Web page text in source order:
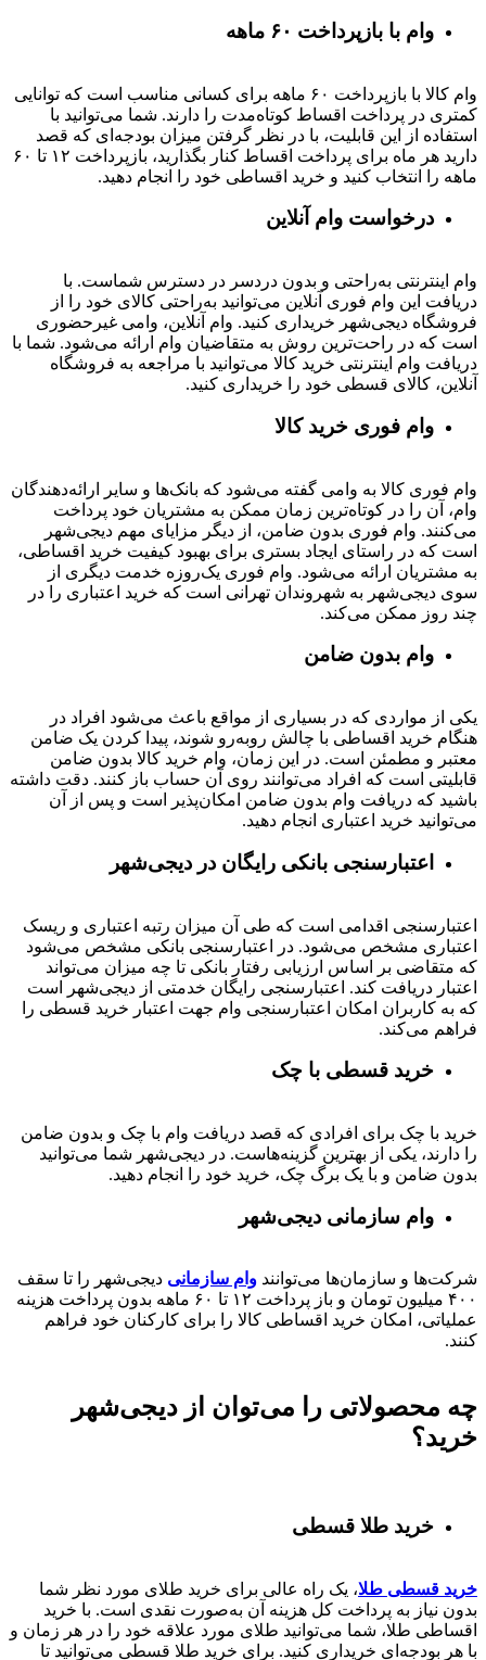
وام با بازپرداخت ۶۰ ماهه
وام کالا با بازپرداخت ۶۰ ماهه برای کسانی مناسب است که توانایی
کمتری در پرداخت اقساط کوتاه‌مدت را دارند. شما می‌توانید با
استفاده از این قابلیت، با در نظر گرفتن میزان بودجه‌ای که قصد
دارید هر ماه برای پرداخت اقساط کنار بگذارید، بازپرداخت ۱۲ تا ۶۰
ماهه را انتخاب کنید و خرید اقساطی خود را انجام دهید.
درخواست وام آنلاین
وام اینترنتی به‌راحتی و بدون دردسر در دسترس شماست. با
دریافت این وام فوری آنلاین می‌توانید به‌راحتی کالای خود را از
فروشگاه دیجی‌شهر خریداری کنید. وام آنلاین، وامی غیرحضوری
است که در راحت‌ترین روش به متقاضیان وام ارائه می‌شود. شما با
دریافت وام اینترنتی خرید کالا می‌توانید با مراجعه به فروشگاه
آنلاین، کالای قسطی خود را خریداری کنید.
وام فوری خرید کالا
وام فوری کالا به وامی گفته می‌شود که بانک‌ها و سایر ارائه‌دهندگان
وام، آن را در کوتاه‌ترین زمان ممکن به مشتریان خود پرداخت
می‌کنند. وام فوری بدون ضامن، از دیگر مزایای مهم دیجی‌شهر
است که در راستای ایجاد بستری برای بهبود کیفیت خرید اقساطی،
به مشتریان ارائه می‌شود. وام فوری یک‌روزه خدمت دیگری از
سوی دیجی‌شهر به شهروندان تهرانی است که خرید اعتباری را در
چند روز ممکن می‌کند.
وام بدون ضامن
یکی از مواردی که در بسیاری از مواقع باعث می‌شود افراد در
هنگام خرید اقساطی با چالش روبه‌رو شوند، پیدا کردن یک ضامن
معتبر و مطمئن است. در این زمان، وام خرید کالا بدون ضامن
قابلیتی است که افراد می‌توانند روی آن حساب باز کنند. دقت داشته
باشید که دریافت وام بدون ضامن امکان‌پذیر است و پس از آن
می‌توانید خرید اعتباری انجام دهید.
اعتبارسنجی بانکی رایگان در دیجی‌شهر
اعتبارسنجی اقدامی است که طی آن میزان رتبه اعتباری و ریسک
اعتباری مشخص می‌شود. در اعتبارسنجی بانکی مشخص می‌شود
که متقاضی بر اساس ارزیابی رفتار بانکی تا چه میزان می‌تواند
اعتبار دریافت کند. اعتبارسنجی رایگان خدمتی از دیجی‌شهر است
که به کاربران امکان اعتبارسنجی وام جهت اعتبار خرید قسطی را
فراهم می‌کند.
خرید قسطی با چک
خرید با چک برای افرادی که قصد دریافت وام با چک و بدون ضامن
را دارند، یکی از بهترین گزینه‌هاست. در دیجی‌شهر شما می‌توانید
بدون ضامن و با یک برگ چک، خرید خود را انجام دهید.
وام سازمانی دیجی‌شهر
شرکت‌ها و سازمان‌ها می‌توانند وام سازمانی دیجی‌شهر را تا سقف
۴۰۰ میلیون تومان و باز پرداخت ۱۲ تا ۶۰
ماهه بدون پرداخت هزینه
عملیاتی، امکان خرید اقساطی کالا را برای کارکنان خود فراهم
کنند.
چه محصولاتی را می‌توان از دیجی‌شهر
خرید؟
خرید طلا قسطی
خرید قسطی طلا، یک راه عالی برای خرید طلای مورد نظر شما
بدون نیاز به پرداخت کل هزینه آن به‌صورت نقدی است. با خرید
اقساطی طلا، شما می‌توانید طلای مورد علاقه خود را در هر زمان و
با هر بودجه‌ای خریداری کنید. برای خرید طلا قسطی می‌توانید تا